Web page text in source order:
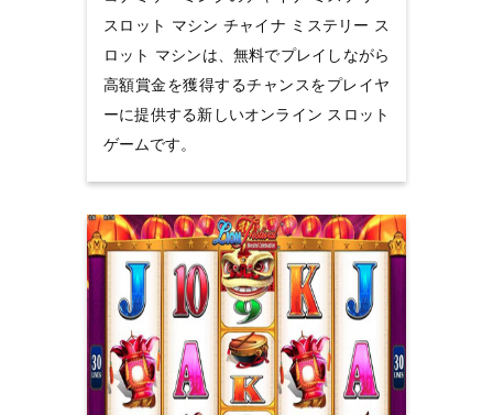
スロット マシン チャイナ ミステリー ス
ロット マシンは、無料でプレイしながら
高額賞金を獲得するチャンスをプレイヤ
ーに提供する新しいオンライン スロット
ゲームです。